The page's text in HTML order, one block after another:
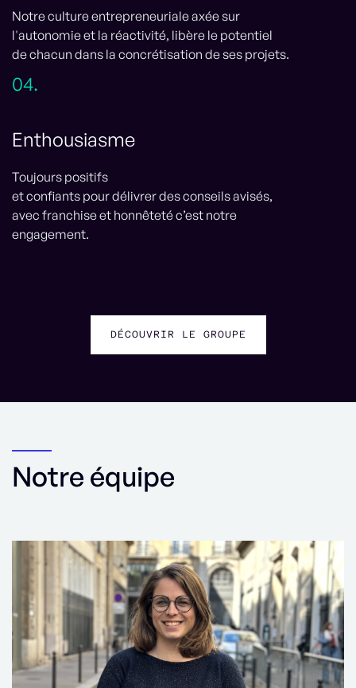
Notre culture entrepreneuriale axée sur
l'autonomie et la réactivité, libère le potentiel
de chacun dans la concrétisation de ses projets.
04.
Enthousiasme
Toujours positifs
et confiants pour délivrer des conseils avisés,
avec franchise et honnêteté c’est notre
engagement.
DÉCOUVRIR LE GROUPE
Notre équipe